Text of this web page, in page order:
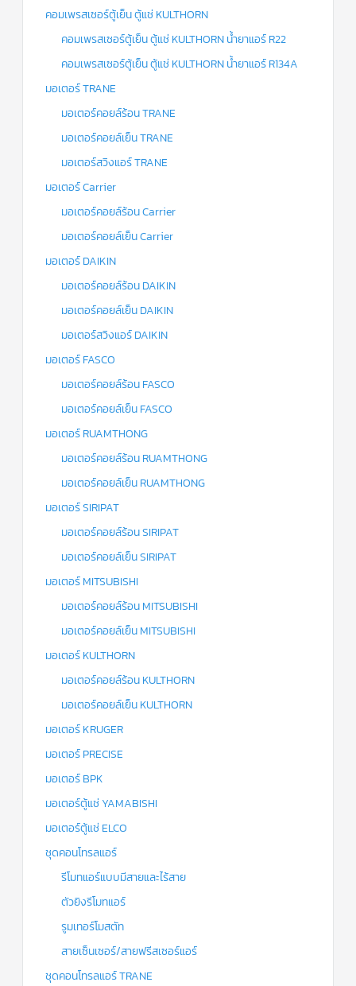
คอมเพรสเซอร์ตู้เย็น ตู้แช่ KULTHORN
คอมเพรสเซอร์ตู้เย็น ตู้แช่ KULTHORN น้ำยาแอร์ R22
คอมเพรสเซอร์ตู้เย็น ตู้แช่ KULTHORN น้ำยาแอร์ R134A
มอเตอร์ TRANE
มอเตอร์คอยล์ร้อน TRANE
มอเตอร์คอยล์เย็น TRANE
มอเตอร์สวิงแอร์ TRANE
มอเตอร์ Carrier
มอเตอร์คอยล์ร้อน Carrier
มอเตอร์คอยล์เย็น Carrier
มอเตอร์ DAIKIN
มอเตอร์คอยล์ร้อน DAIKIN
มอเตอร์คอยล์เย็น DAIKIN
มอเตอร์สวิงแอร์ DAIKIN
มอเตอร์ FASCO
มอเตอร์คอยล์ร้อน FASCO
มอเตอร์คอยล์เย็น FASCO
มอเตอร์ RUAMTHONG
มอเตอร์คอยล์ร้อน RUAMTHONG
มอเตอร์คอยล์เย็น RUAMTHONG
มอเตอร์ SIRIPAT
มอเตอร์คอยล์ร้อน SIRIPAT
มอเตอร์คอยล์เย็น SIRIPAT
มอเตอร์ MITSUBISHI
มอเตอร์คอยล์ร้อน MITSUBISHI
มอเตอร์คอยล์เย็น MITSUBISHI
มอเตอร์ KULTHORN
มอเตอร์คอยล์ร้อน KULTHORN
มอเตอร์คอยล์เย็น KULTHORN
มอเตอร์ KRUGER
มอเตอร์ PRECISE
มอเตอร์ BPK
มอเตอร์ตู้แช่ YAMABISHI
มอเตอร์ตู้แช่ ELCO
ชุดคอนโทรลแอร์
รีโมทแอร์แบบมีสายและไร้สาย
ตัวยิงรีโมทแอร์
รูมเทอร์โมสตัท
สายเซ็นเซอร์/สายฟรีสเซอร์แอร์
ชุดคอนโทรลแอร์ TRANE